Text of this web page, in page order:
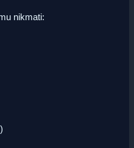
nikmati: